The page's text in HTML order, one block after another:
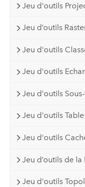
Jeu d'outils
Jeu d’outils
Jeu d'outils
Jeu d'outils
Jeu d'outils
Jeu d'outils Table
Jeu d'outils
Jeu d’outils de
Jeu d'outils